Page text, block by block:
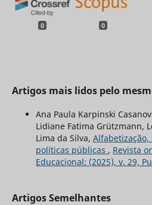
0 0
Artigos mais lidos pelo
Ana Paula Karpinski
Lidiane Fatima Grützmann,
Lima da Silva,
políticas públicas , Revista
Educacional: (2025), v. 29,
Artigos Semelhantes